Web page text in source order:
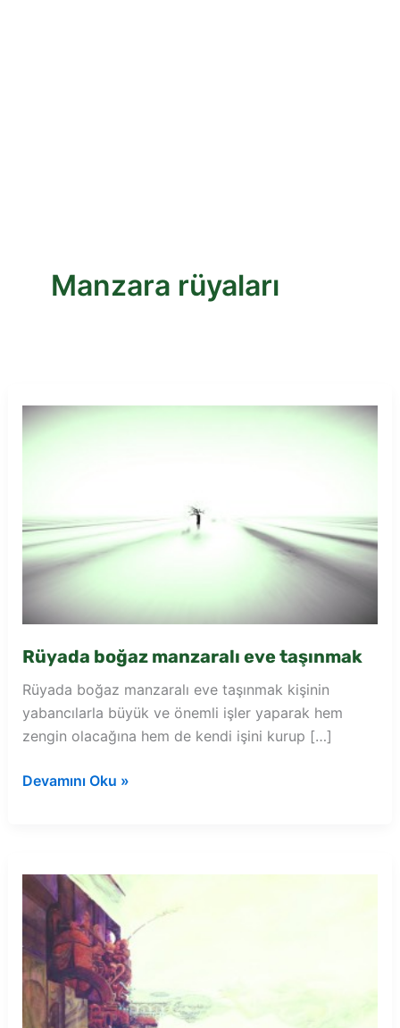
Manzara rüyaları
Rüyada boğaz manzaralı eve taşınmak
Rüyada boğaz manzaralı eve taşınmak kişinin
yabancılarla büyük ve önemli işler yaparak hem
zengin olacağına hem de kendi işini kurup […]
Rüyada
taşınmak
Devamını Oku »